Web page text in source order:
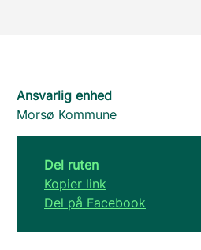
Ansvarlig enhed
Morsø Kommune
Del ruten
Kopier link
Del på Facebook